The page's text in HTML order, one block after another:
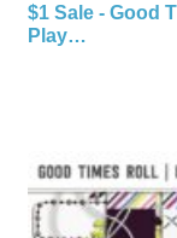
$1 Sale - Good
Play…